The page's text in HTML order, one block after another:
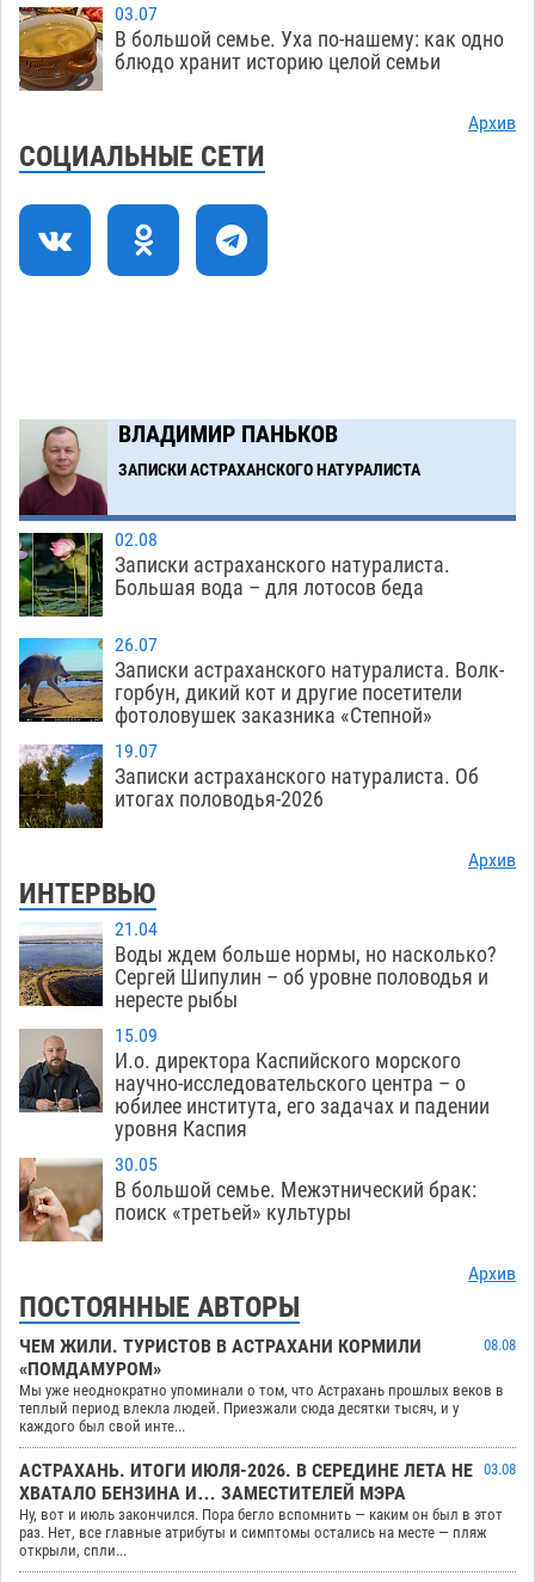
астраханской логистической компании в 400
тысяч рублей
07.08 540
14:44
Астраханские кутилы сменили барные стойки
548
14:09
С 11 августа астраханские водоемы
обеспечат притоком в семь тысяч кубов
Астраханский аэропорт попробует отбиться
11:58
В Астрахани подросток угнал мотоцикл и
похитил чужие мобильник с банковскими
картами
Загрузить еще
03.07
В большой семье. Уха по-нашему: как одно
блюдо хранит историю целой семьи
Архив
СОЦИАЛЬНЫЕ СЕТИ
ВЛАДИМИР ПАНЬКОВ
ЗАПИСКИ АСТРАХАНСКОГО НАТУРАЛИСТА
02.08
Записки астраханского натуралиста.
Большая вода – для лотосов беда
26.07
Записки астраханского натуралиста. Волк-
горбун, дикий кот и другие посетители
фотоловушек заказника «Степной»
19.07
Записки астраханского натуралиста. Об
итогах половодья-2026
Архив
ИНТЕРВЬЮ
21.04
Воды ждем больше нормы, но насколько?
Сергей Шипулин – об уровне половодья и
нересте рыбы
15.09
И.о. директора Каспийского морского
научно-исследовательского центра – о
юбилее института, его задачах и падении
уровня Каспия
30.05
В большой семье. Межэтнический брак:
поиск «третьей» культуры
Архив
ПОСТОЯННЫЕ АВТОРЫ
ЧЕМ ЖИЛИ. ТУРИСТОВ В АСТРАХАНИ КОРМИЛИ
«ПОМДАМУРОМ»
08.08
Мы уже неоднократно упоминали о том, что Астрахань прошлых веков в
теплый период влекла людей. Приезжали сюда десятки тысяч, и у
каждого был свой инте...
АСТРАХАНЬ. ИТОГИ ИЮЛЯ-2026. В СЕРЕДИНЕ ЛЕТА НЕ
ХВАТАЛО БЕНЗИНА И… ЗАМЕСТИТЕЛЕЙ МЭРА
03.08
Ну, вот и июль закончился. Пора бегло вспомнить — каким он был в этот
раз. Нет, все главные атрибуты и симптомы остались на месте — пляж
открыли, спли...